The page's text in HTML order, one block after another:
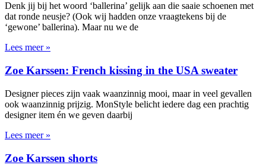
Denk jij bij het woord ‘ballerina’ gelijk aan die saaie schoenen met
dat ronde neusje? (Ook wij hadden onze vraagtekens bij de
‘gewone’ ballerina). Maar nu we de
Lees meer »
Zoe Karssen: French kissing in the USA sweater
Designer pieces zijn vaak waanzinnig mooi, maar in veel gevallen
ook waanzinnig prijzig. MonStyle belicht iedere dag een prachtig
designer item én we geven daarbij
Lees meer »
Zoe Karssen shorts